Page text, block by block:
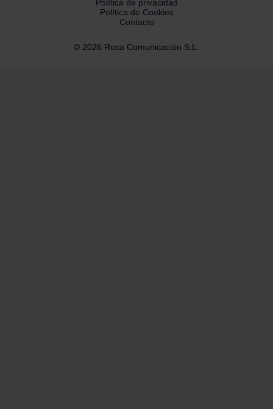
Política de privacidad
Política de Cookies
Contacto
© 2026 Roca Comunicación S.L.